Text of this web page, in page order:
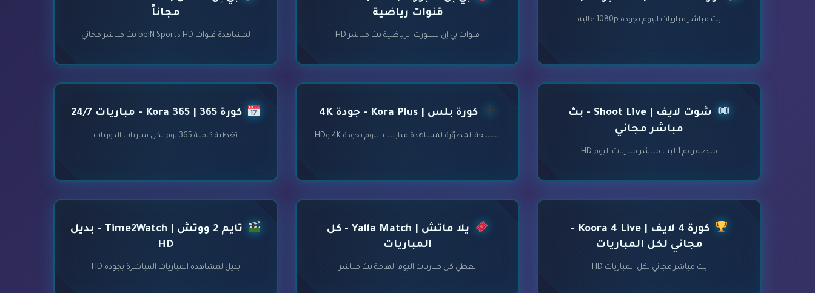
بث مباشر مباريات اليوم بجودة 1080p عالية
قنوات رياضية
قنوات بي إن سبورت الرياضية بث مباشر HD
مجاناً
لمشاهدة قنوات beIN Sports HD بث مباشر مجاني
شوت لايف | Shoot Live - بث
مباشر مجاني
منصة رقم 1 لبث مباشر مباريات اليوم HD
كورة بلس | Kora Plus - جودة 4K
النسخة المطوّرة لمشاهدة مباريات اليوم بجودة 4K وHD
كورة 365 | Kora 365 - مباريات 24/7
تغطية كاملة 365 يوم لكل مباريات الدوريات
كورة 4 لايف | Koora 4 Live -
مجاني لكل المباريات
بث مباشر مجاني لكل المباريات HD
يلا ماتش | Yalla Match - كل
المباريات
يغطي كل مباريات اليوم الهامة بث مباشر
تايم 2 ووتش | Time2Watch - بديل
HD
بديل لمشاهدة المباريات المباشرة بجودة HD